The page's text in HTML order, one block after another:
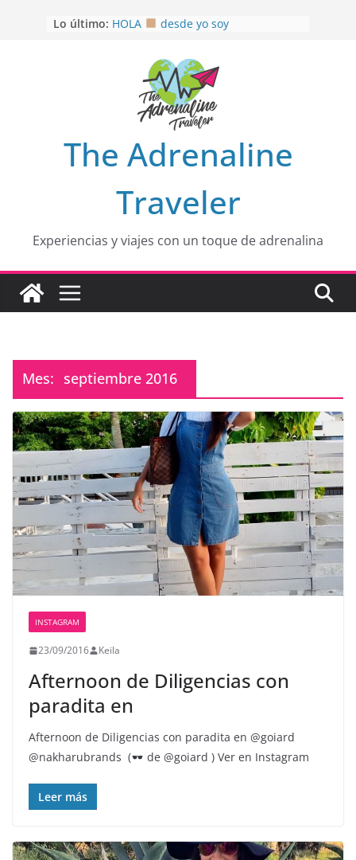
Lo último: HOLA
desde yo soy
EL SENDERO DEL CACAO: Excelente
opción
HOSPEDAJE AL NATURALSHH !!
OTRA PERSPECTIVA de RÍO EL
MULITO!
The Adrenaline
Traveler
Experiencias y viajes con un toque de adrenalina
Mes: septiembre 2016
INSTAGRAM
23/09/2016 Keila
Afternoon de Diligencias con
paradita en
Afternoon de Diligencias con paradita en @goiard
@nakharubrands ( de @goiard ) Ver en Instagram
Leer más